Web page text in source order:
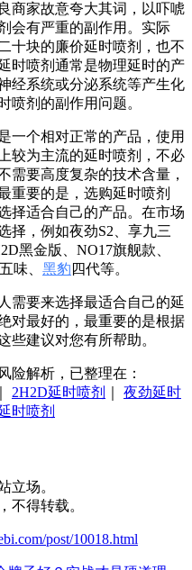
商家故意夸大其词，以吓唬
会有严重的副作用。实际
十块的廉价延时喷剂，也不
时喷剂通常是物理延时的产
经系统或分泌系统等产生化
喷剂的副作用问题。
一个相对正常的产品，使用
较为主流的延时喷剂，不必
需要高度复杂的技术含量，
重要的是，选购延时喷剂
择适合自己的产品。在市场
择，例如夜劲S2、享九三
黑金版、NO17旗舰款、
味、 黑豹 四代等。
需要来选择最适合自己的延
对最好的，最重要的是根据
些建议对您有所帮助。
险解析，已整理在：
2H2D延时喷剂
夜劲延时
时喷剂
立场。
不得转载。
post/10018.html